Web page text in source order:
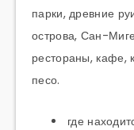
парки, древние
острова, Сан-
рестораны, кафе,
песо.
где